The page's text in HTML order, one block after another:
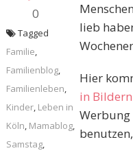
0
lieb
Hier
in Bildern
Werbung
Tagged
Familie,
Familienblog,
Familienleben,
Kinder, Leben in
Köln, Mamablog,
Samstag,